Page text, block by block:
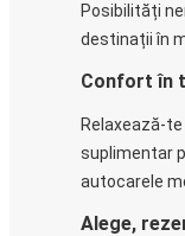
Posibilități
destinații în
Confort în
Relaxează-
suplimentar
autocarele
Alege,